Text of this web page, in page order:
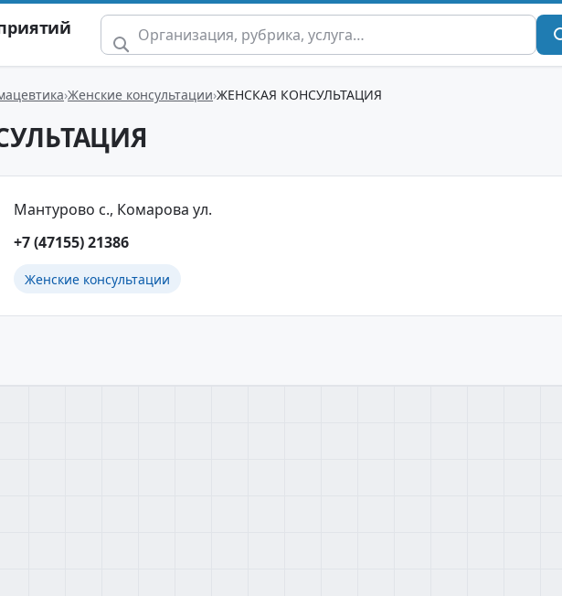
Женские консультации ЖЕНСКАЯ КОНСУЛЬТАЦИЯ
Мантурово с., Комарова ул.
+7 (47155) 21386
Женские консультации